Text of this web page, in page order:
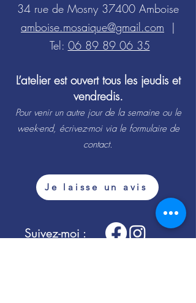
34 rue de Mosny 37400 Amboise
amboise.mosaique@gmail.com |
Tel: 06 89 89 06 35
​L’atelier est ouvert tous les jeudis et
vendredis.
Pour venir un autre jour de la semaine ou le
week-end, écrivez-moi via le formulaire de
contact.
Je laisse un avis
Suivez-moi :